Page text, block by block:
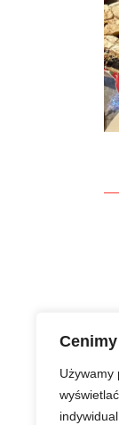
Używamy